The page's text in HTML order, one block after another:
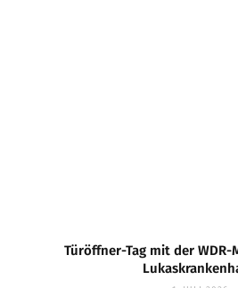
Türöffner-Tag mit der WDR-